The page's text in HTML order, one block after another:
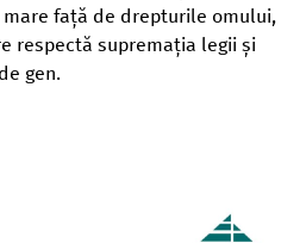
față de drepturile omului,
respectă supremația legii și
gen.